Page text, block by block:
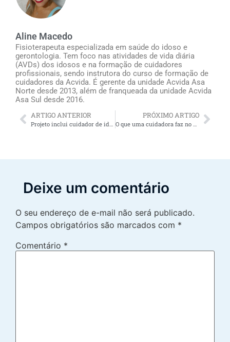
Aline Macedo
Fisioterapeuta especializada em saúde do idoso e
gerontologia. Tem foco nas atividades de vida diária
(AVDs) dos idosos e na formação de cuidadores
profissionais, sendo instrutora do curso de formação de
cuidadores da Acvida. É gerente da unidade Acvida Asa
Norte desde 2013, além de franqueada da unidade Acvida
Asa Sul desde 2016.
ARTIGO ANTERIOR PRÓXIMO ARTIGO
Deixe um comentário
O seu endereço de e-mail não será publicado.
Campos obrigatórios são marcados com *
Comentário *